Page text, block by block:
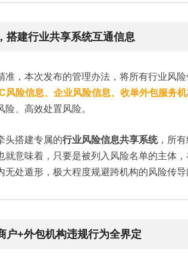
搭建行业共享系统互通信息
准，本次发布的管理办法，将所有行业风
风险信息、企业风险信息、收单外包服务
、高效处置风险。
头搭建专属的行业风险信息共享系统，所
意味着，只要是被列入风险名单的主体
处遁形，极大程度规避跨机构的风险传导
户+外包机构违规行为全界定